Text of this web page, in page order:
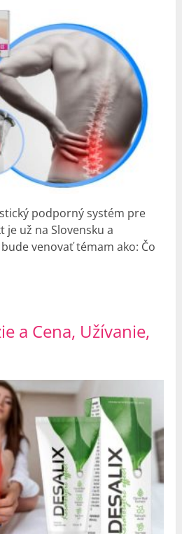
podporný systém pre
už na Slovensku a
venovať témam ako: Čo
a Cena, Užívanie,